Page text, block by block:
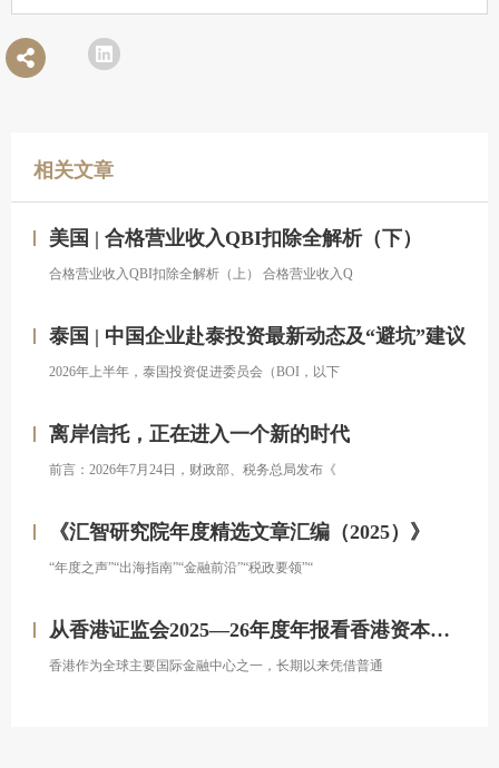
相关文章
美国 | 合格营业收入QBI扣除全解析（下）
合格营业收入QBI扣除全解析（上） 合格营业收入Q
泰国 | 中国企业赴泰投资最新动态及“避坑”建议
2026年上半年，泰国投资促进委员会（BOI，以下
离岸信托，正在进入一个新的时代
前言：2026年7月24日，财政部、税务总局发布《
《汇智研究院年度精选文章汇编（2025）》
“年度之声”“出海指南”“金融前沿”“税政要领”“
从香港证监会2025—26年度年报看香港资本市场发展的新方向
香港作为全球主要国际金融中心之一，长期以来凭借普通